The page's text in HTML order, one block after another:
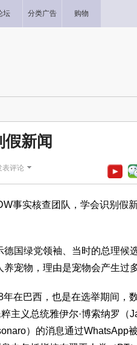
坛 分类广告 购物
假新闻
表评论
事实核查团队，学会识别假
国绿党领袖、当时的总理候
宠物，理由是宠物会产生过
年在巴西，也是在选举期间，
主义总统雅伊尔·博索纳罗（
）的消息通过WhatsApp